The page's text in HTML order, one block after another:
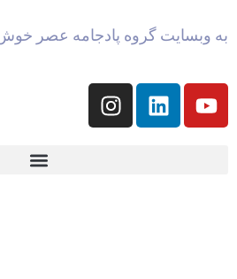
به وبسایت گروه پادجامه عصر